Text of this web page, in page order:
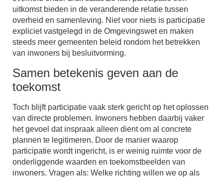
uitkomst bieden in de veranderende relatie tussen
overheid en samenleving. Niet voor niets is participatie
expliciet vastgelegd in de Omgevingswet en maken
steeds meer gemeenten beleid rondom het betrekken
van inwoners bij besluitvorming.
Samen betekenis geven aan de
toekomst
Toch blijft participatie vaak sterk gericht op het oplossen
van directe problemen. Inwoners hebben daarbij vaker
het gevoel dat inspraak alleen dient om al concrete
plannen te legitimeren. Door de manier waarop
participatie wordt ingericht, is er weinig ruimte voor de
onderliggende waarden en toekomstbeelden van
inwoners. Vragen als: Welke richting willen we op als